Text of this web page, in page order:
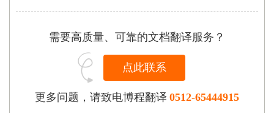
需要高质量、可靠的文档翻译服务？
点此联系
更多问题，请致电博程翻译 0512-65444915